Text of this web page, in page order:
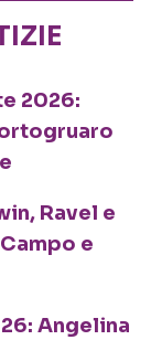
2026:
Ravel e
e
Angelina